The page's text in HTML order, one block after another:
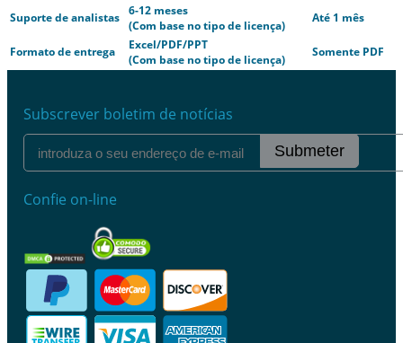
Suporte de analistas 6-12 meses
(Com base no tipo de licença)
Até 1 mês
Formato de entrega
Excel/PDF/PPT
(Com base no tipo de licença)
Somente PDF
Subscrever boletim de notícias
Submeter
Confie on-line